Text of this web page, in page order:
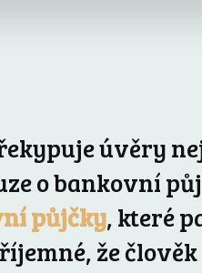
úvěry
o bankovní
půjčky, které
že